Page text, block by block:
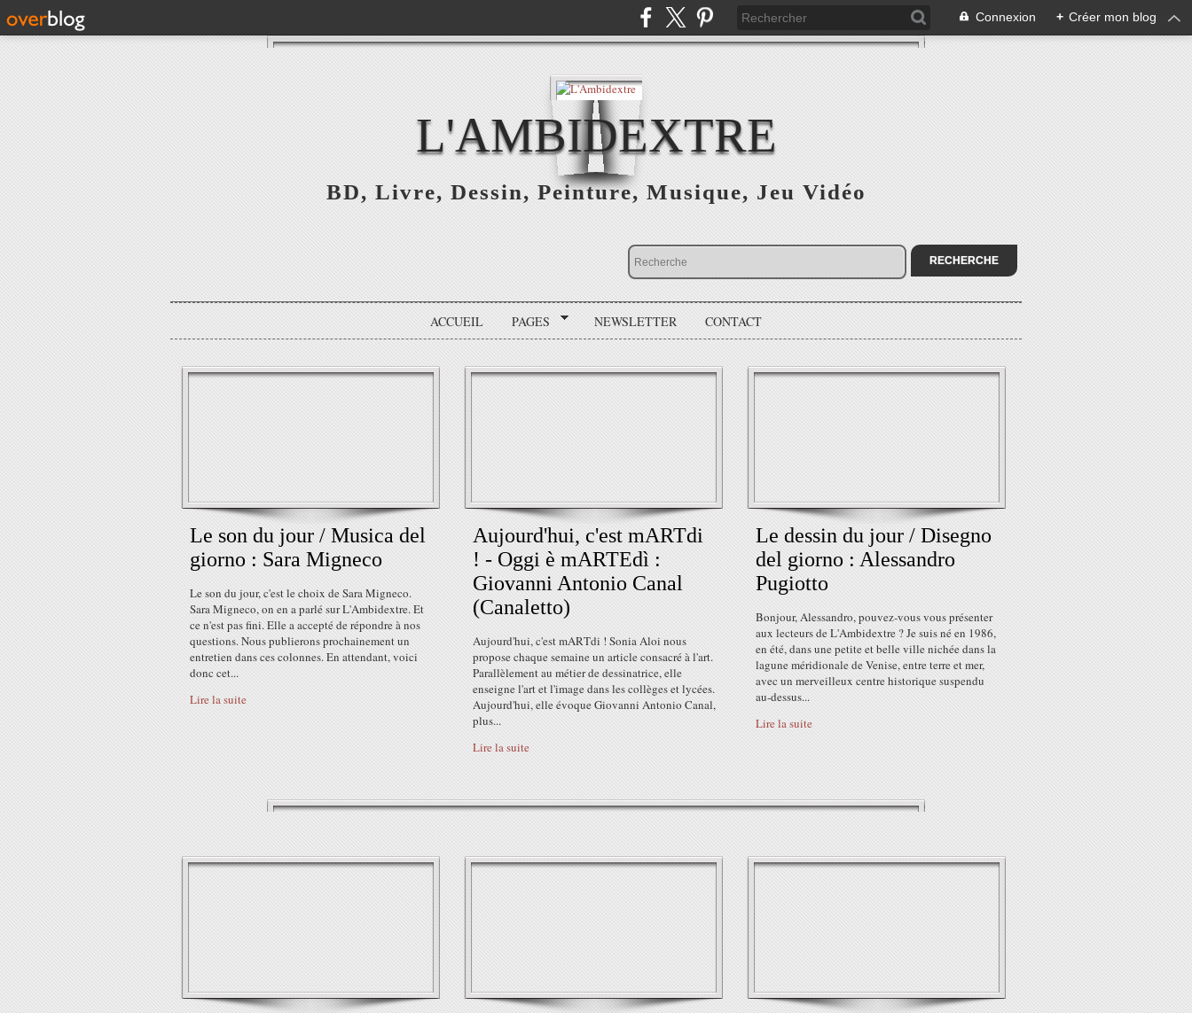
Connexion + Créer mon blog
L'AMBIDEXTRE
BD, Livre, Dessin, Peinture, Musique, Jeu Vidéo
ACCUEIL PAGES NEWSLETTER CONTACT
Le son du jour / Musica del
giorno : Sara Migneco
Le son du jour, c'est le choix de Sara Migneco.
Sara Migneco, on en a parlé sur L'Ambidextre. Et
ce n'est pas fini. Elle a accepté de répondre à nos
questions. Nous publierons prochainement un
entretien dans ces colonnes. En attendant, voici
donc cet...
Lire la suite
Aujourd'hui, c'est mARTdi
! - Oggi è mARTEdì :
Giovanni Antonio Canal
(Canaletto)
Aujourd'hui, c'est mARTdi ! Sonia Aloi nous
propose chaque semaine un article consacré à l'art.
Parallèlement au métier de dessinatrice, elle
enseigne l'art et l'image dans les collèges et lycées.
Aujourd'hui, elle évoque Giovanni Antonio Canal,
plus...
Lire la suite
Le dessin du jour / Disegno
del giorno : Alessandro
Pugiotto
Bonjour, Alessandro, pouvez-vous vous présenter
aux lecteurs de L'Ambidextre ? Je suis né en 1986,
en été, dans une petite et belle ville nichée dans la
lagune méridionale de Venise, entre terre et mer,
avec un merveilleux centre historique suspendu
au-dessus...
Lire la suite